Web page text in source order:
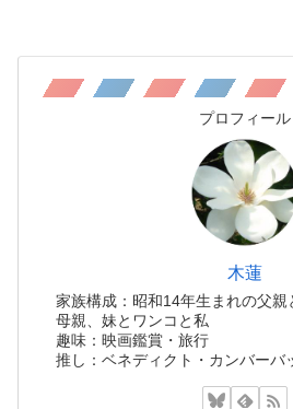
プロフィール
木蓮
家族構成：昭和14年生まれの父
母親、妹とワンコと私
趣味：映画鑑賞・旅行
推し：ベネディクト・カンバーバ